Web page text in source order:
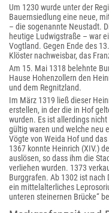
Um 1230 wurde unter der
Bauernsiedlung eine neue,
– die sogenannte Neustadt.
heutige Ludwigstraße – war
Vogtland. Gegen Ende des
Klöster nachweisbar, das
Am 15. Mai 1318 belehnte
Hause Hohenzollern den
und dem Regnitzland.
Im März 1319 ließ dieser
erstellen, in der die in Hof
wurden. Es ist allerdings
gültig waren und welche neu
Vögte von Weida Hof und
1367 konnte Heinrich (XIV.)
auslösen, so dass ihm die
verliehen wurden. 1373
Burggrafen. Ab 1302 ist
ein mittelalterliches
unteren steinernen Brücke“